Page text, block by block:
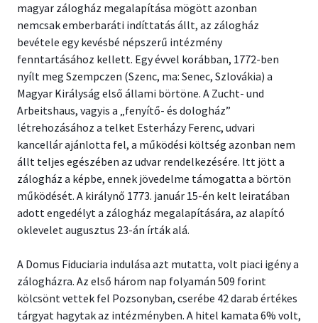
magyar zálogház megalapítása mögött azonban
nemcsak emberbaráti indíttatás állt, az zálogház
bevétele egy kevésbé népszerű intézmény
fenntartásához kellett. Egy évvel korábban, 1772-ben
nyílt meg Szempczen (Szenc, ma: Senec, Szlovákia) a
Magyar Királyság első állami börtöne. A Zucht- und
Arbeitshaus, vagyis a „fenyítő- és dologház”
létrehozásához a telket Esterházy Ferenc, udvari
kancellár ajánlotta fel, a működési költség azonban nem
állt teljes egészében az udvar rendelkezésére. Itt jött a
zálogház a képbe, ennek jövedelme támogatta a börtön
működését. A királynő 1773. január 15-én kelt leiratában
adott engedélyt a zálogház megalapítására, az alapító
oklevelet augusztus 23-án írták alá.
A Domus Fiduciaria indulása azt mutatta, volt piaci igény a
zálogházra. Az első három nap folyamán 509 forint
kölcsönt vettek fel Pozsonyban, cserébe 42 darab értékes
tárgyat hagytak az intézményben. A hitel kamata 6% volt,